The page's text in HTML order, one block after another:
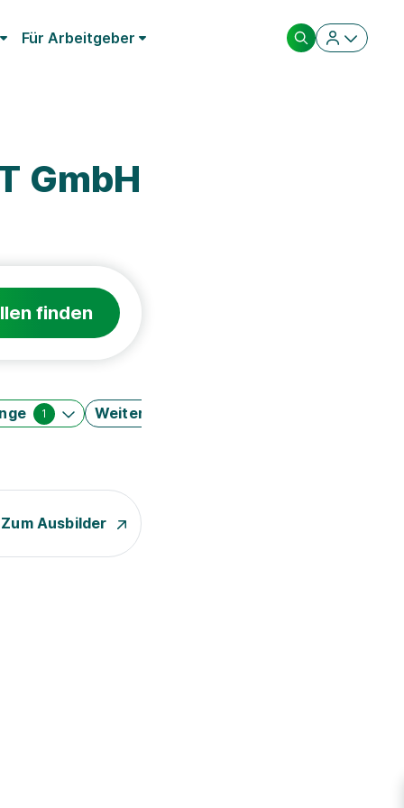
Für Arbeitgeber
GmbH
finden
1 Weitere Filter
Zum Ausbilder